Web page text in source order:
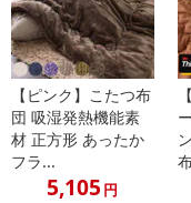
【ピンク】こたつ布
団 吸湿発熱機能素
材 正方形 あったか
フラ...
5,105 円